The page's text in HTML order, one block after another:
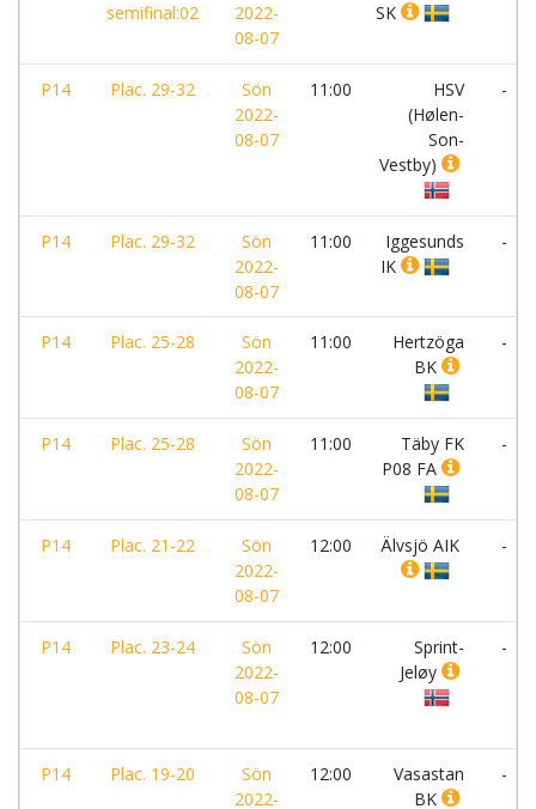
semifinal:02
2022-
08-07
SK
P14 Plac. 29-32
Sön
2022-
08-07
11:00
HSV
(Hølen-
Son-
Vestby)
-
P14 Plac. 29-32
Sön
2022-
08-07
11:00
Iggesunds
IK
-
P14 Plac. 25-28
Sön
2022-
08-07
11:00
Hertzöga
BK
-
P14 Plac. 25-28
Sön
2022-
08-07
11:00
Täby FK
P08 FA
-
P14 Plac. 21-22
Sön
2022-
08-07
12:00 Älvsjö AIK -
P14 Plac. 23-24
Sön
2022-
08-07
12:00
Sprint-
Jeløy
-
P14 Plac. 19-20
Sön
2022-
12:00
Vasastan
BK
-